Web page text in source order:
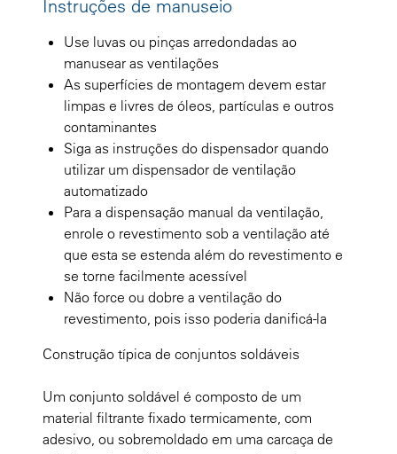
Instruções de manuseio
Use luvas ou pinças arredondadas ao
manusear as ventilações
As superfícies de montagem devem estar
limpas e livres de óleos, partículas e outros
contaminantes
Siga as instruções do dispensador quando
utilizar um dispensador de ventilação
automatizado
Para a dispensação manual da ventilação,
enrole o revestimento sob a ventilação até
que esta se estenda além do revestimento e
se torne facilmente acessível
Não force ou dobre a ventilação do
revestimento, pois isso poderia danificá-la
Construção típica de conjuntos soldáveis
Um conjunto soldável é composto de um
material filtrante fixado termicamente, com
adesivo, ou sobremoldado em uma carcaça de